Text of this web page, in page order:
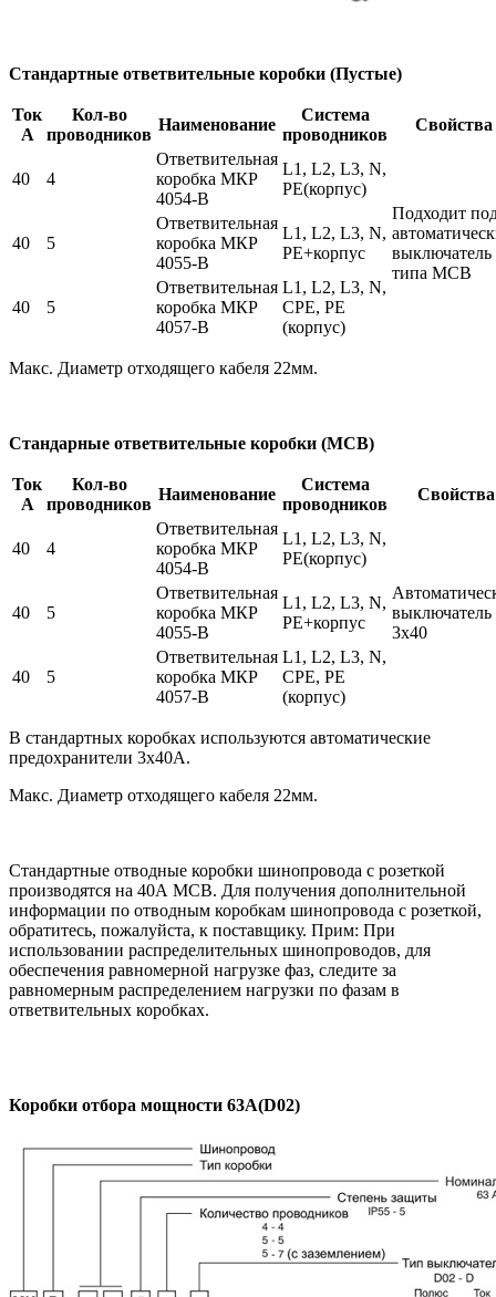
Стандартные ответвительные коробки (Пустые)
Ток
А
Кол-во
проводников
Наименование
Система
проводников
Свойства
40 4
Ответвительная
коробка МКР
4054-В
L1, L2, L3, N,
PE(корпус)
Подходит
выключатель
типа MCB
40 5
Ответвительная
коробка МКР
4055-В
L1, L2, L3, N,
PE+корпус
40 5
Ответвительная
коробка МКР
4057-В
L1, L2, L3, N,
СPE, PE
(корпус)
Макс. Диаметр отходящего кабеля 22мм.
Стандарные ответвительные коробки (МСВ)
Ток
А
Кол-во
проводников
Наименование
Система
проводников
Свойства
40 4
Ответвительная
коробка МКР
4054-В
L1, L2, L3, N,
PE(корпус)
выключатель
3х40
40 5
Ответвительная
коробка МКР
4055-В
L1, L2, L3, N,
PE+корпус
40 5
Ответвительная
коробка МКР
4057-В
L1, L2, L3, N,
СPE, PE
(корпус)
В стандартных коробках используются автоматические
предохранители 3х40А.
Макс. Диаметр отходящего кабеля 22мм.
Стандартные отводные коробки шинопровода с розеткой
производятся на 40А МСВ. Для получения дополнительной
информации по отводным коробкам шинопровода с розеткой,
обратитесь, пожалуйста, к поставщику. Прим: При
использовании распределительных шинопроводов, для
обеспечения равномерной нагрузке фаз, следите за
равномерным распределением нагрузки по фазам в
ответвительных коробках.
Коробки отбора мощности 63А(D02)